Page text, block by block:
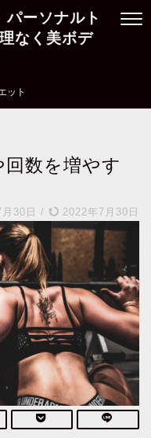
パーソナルト
なく美ボデ
ット
回数を増やす
30日 / 2022年7月30日